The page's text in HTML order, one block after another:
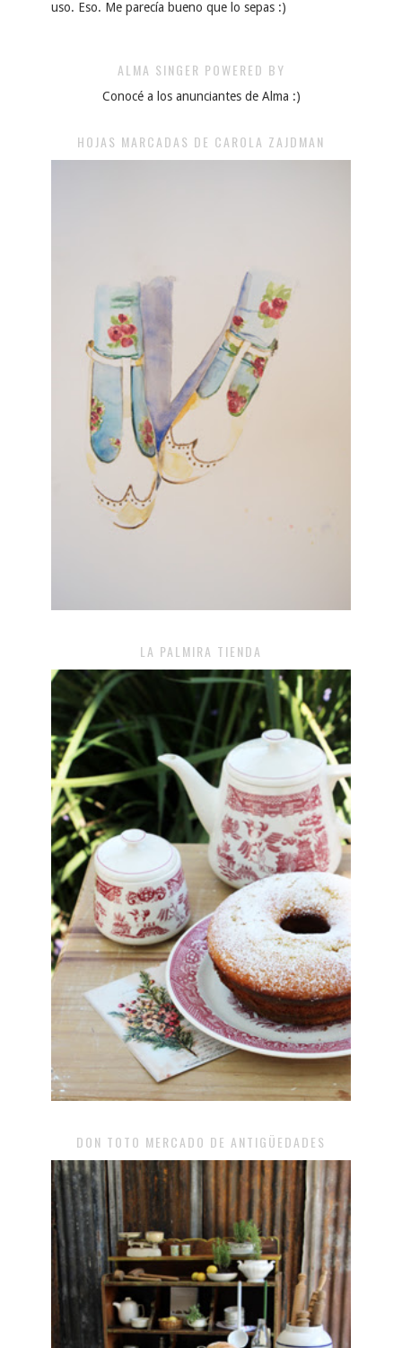
uso. Eso. Me parecía bueno que lo sepas :)
ALMA SINGER POWERED BY
Conocé a los anunciantes de Alma :)
HOJAS MARCADAS DE CAROLA ZAJDMAN
LA PALMIRA TIENDA
DON TOTO MERCADO DE ANTIGÜEDADES